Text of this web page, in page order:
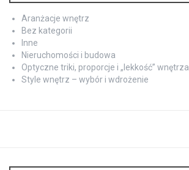
Aranżacje wnętrz
Bez kategorii
Inne
Nieruchomości i budowa
Optyczne triki, proporcje i „lekkość” wnętrza
Style wnętrz – wybór i wdrożenie